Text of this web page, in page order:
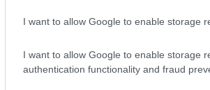
I want to allow Google to enable storage
I want to allow Google to enable storage
authentication functionality and fraud